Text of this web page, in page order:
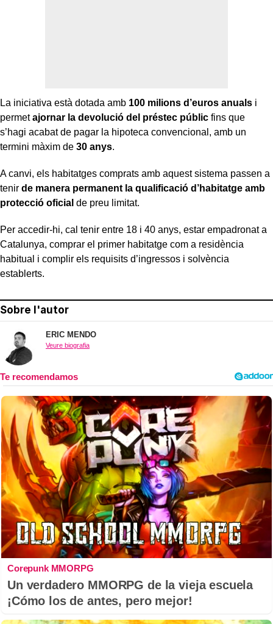
La iniciativa està dotada amb 100 milions d’euros anuals i
permetajornar la devolució del préstec públic fins que
s’hagi acabat de pagar la hipoteca convencional, amb un
termini màxim de 30 anys.
A canvi, els habitatges comprats amb aquest sistema passen a
tenir de manera permanent la qualificació d’habitatge amb
protecció oficial de preu limitat.
Per accedir-hi, cal tenir entre 18 i 40 anys, estar empadronat a
Catalunya, comprar el primer habitatge com a residència
habitual i complir els requisits d’ingressos i solvència
establerts.
Sobre l'autor
ERIC MENDO
Veure biografia
Corepunk MMORPG
Un verdadero MMORPG de la vieja escuela
¡Cómo los de antes, pero mejor!